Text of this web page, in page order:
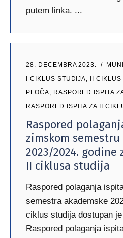
putem linka.
28. DECEMBRA 2023.
I CIKLUS STUDIJA, II
PLOČA, RASPORED ISPITA
RASPORED ISPITA ZA II
Raspored
zimskom semestru
2023/2024.
II ciklusa studija
Raspored polaganja
semestra akademske
ciklus studija dostupan
Raspored polaganja